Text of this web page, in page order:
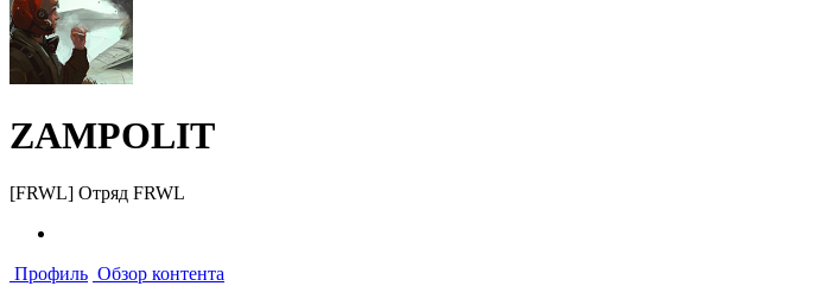
ZAMPOLIT
[FRWL] Отряд FRWL
Профиль Обзор контента